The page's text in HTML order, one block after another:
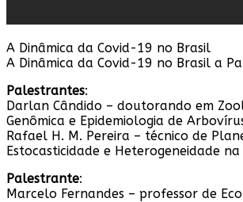
A Dinâmica da Covid-19 no Brasil
A Dinâmica da Covid-19 no Brasil a
Palestrantes:
Darlan Cândido – doutorando em
Genômica e Epidemiologia de
Rafael H. M. Pereira – técnico de
Estocasticidade e Heterogeneidade
Palestrante:
Marcelo Fernandes – professor de